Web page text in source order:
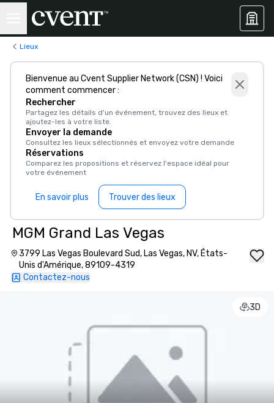
Lieux
Bienvenue au Cvent Supplier Network (CSN) ! Voici
comment commencer :
Rechercher
Partagez les détails d'un événement, trouvez des lieux et
ajoutez-les à votre liste.
Envoyer la demande
Consultez les lieux sélectionnés et envoyez votre demande
Réservations
Comparez les propositions et réservez l'espace idéal pour
votre événement
En savoir plus Trouver des lieux
MGM Grand Las Vegas
3799 Las Vegas Boulevard Sud, Las Vegas, NV, États-
Unis d'Amérique, 89109-4319
Contactez-nous
3D